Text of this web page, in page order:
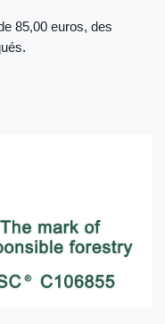
85,00 euros, des